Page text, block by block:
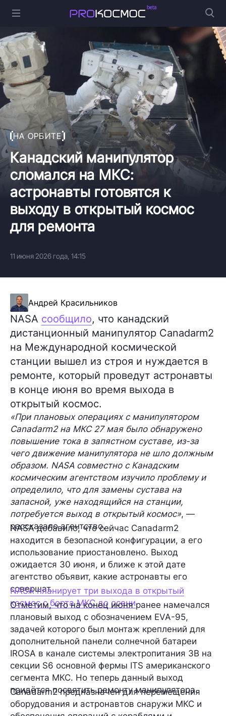
НА ОРБИТЕ
Канадский манипулятор
сломался на МКС:
астронавты готовятся к
выходу в открытый космос
для ремонта
11 июня 2026 года, 14:15
Андрей Красильников
NASA сообщило, что канадский
дистанционный манипулятор Canadarm2
на Международной космической
станции вышел из строя и нуждается в
ремонте, который проведут астронавты
в конце июня во время выхода в
открытый космос.
«При плановых операциях с манипулятором
Canadarm2 на МКС 27 мая было обнаружено
повышение тока в запястном суставе, из-за
чего движение манипулятора не шло должным
образом. NASA совместно с Канадским
космическим агентством изучило проблему и
определило, что для замены сустава на
запасной, уже находящийся на станции,
потребуется выход в открытый космос», —
рассказало агентство.
NASA добавило, что сейчас Canadarm2
находится в безопасной конфигурации, а его
использование приостановлено. Выход
ожидается 30 июня, и ближе к этой дате
агентство объявит, какие астронавты его
совершат.
NASA планирует три выхода в открытый
космос с борта МКС до осени
Отметим, что на конец июня ранее намечался
плановый выход с обозначением EVA-95,
задачей которого был монтаж креплений для
дополнительной панели солнечной батареи
IROSA в канале системы электропитания 3B на
секции S6 основной фермы ITS американского
сегмента МКС. Но теперь данный выход
придётся посвятить ремонту манипулятора.
Canadarm2 предназначен для перемещения
оборудования и астронавтов снаружи МКС и